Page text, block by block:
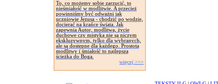
To, co możemy sobie zarzucić, to
nieśmiałość w modlitwie. A przecież
powinniśmy być odważni jak
uczniowie Jezusa - chodzić po wodzie,
docierać na krańce świata. Jak
zapewnia Autor, modlitwa, życie
duchowe czy mistyka nie są niczym
ekskluzywnym, tylko dla wybranych,
ale są dostępne dla każdego. Prostota
modlitwy i śmiałość to najlepsza
ścieżka do Boga.
więcej >>>